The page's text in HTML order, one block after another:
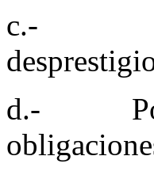
c.- Por
d.- Por